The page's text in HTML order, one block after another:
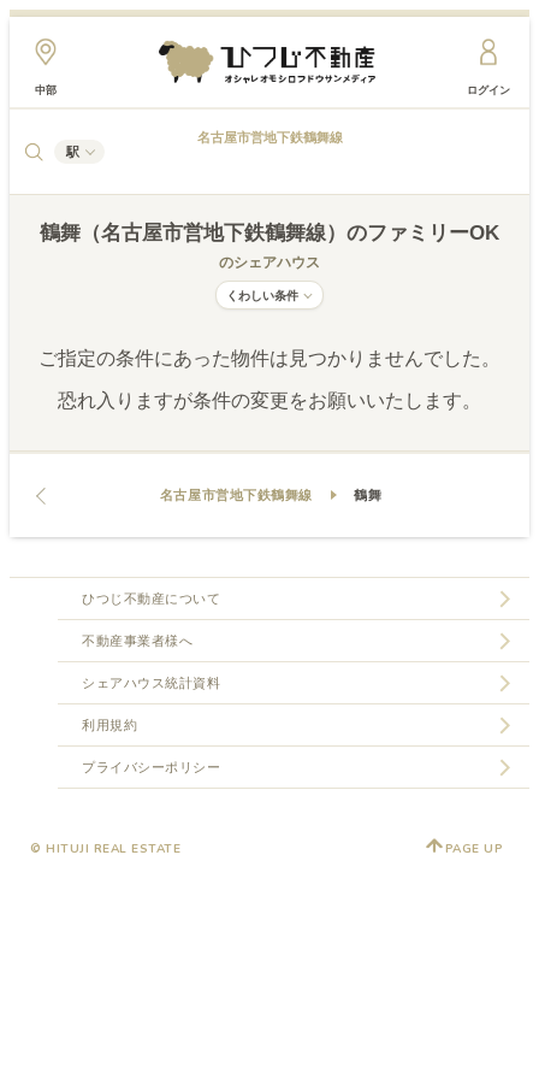
中部 ログイン
駅
名古屋市営地下鉄鶴舞線
鶴舞（名古屋市営地下鉄鶴舞線） のファミリーOK
のシェアハウス
くわしい条件
ご指定の条件にあった物件は見つかりませんでした。
恐れ入りますが条件の変更をお願いいたします。
名古屋市営地下鉄鶴舞線 鶴舞
ひつじ不動産について
不動産事業者様へ
シェアハウス統計資料
利用規約
プライバシーポリシー
© HITUJI REAL ESTATE PAGE UP